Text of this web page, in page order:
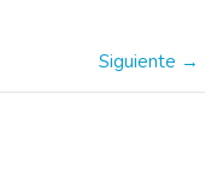
Siguiente →